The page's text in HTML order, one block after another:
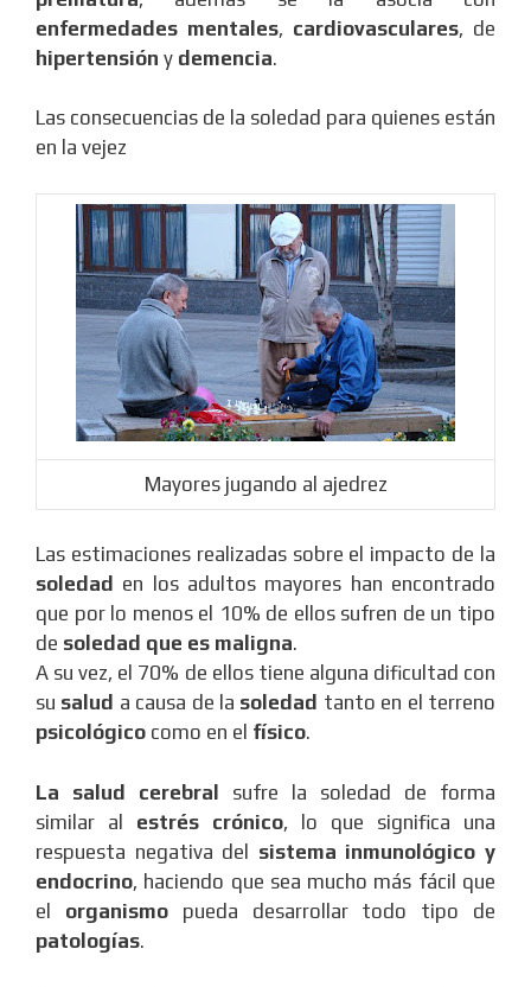
enfermedades mentales, cardiovasculares, de
hipertensión y demencia.
Las consecuencias de la soledad para quienes están
en la vejez
Mayores jugando al ajedrez
Las estimaciones realizadas sobre el impacto de la
soledad en los adultos mayores han encontrado
que por lo menos el 10% de ellos sufren de un tipo
de soledad que es maligna.
A su vez, el 70% de ellos tiene alguna dificultad con
su salud a causa de la soledad tanto en el terreno
psicológico como en el físico.
La salud cerebral sufre la soledad de forma
similar al estrés crónico, lo que significa una
respuesta negativa del sistema inmunológico y
endocrino, haciendo que sea mucho más fácil que
el organismopueda desarrollar todo tipo de
patologías.